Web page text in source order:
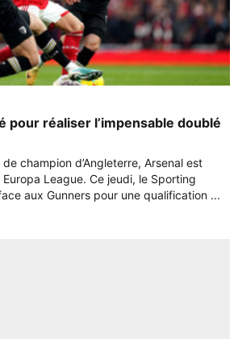
pour réaliser l’impensable doublé
champion d’Angleterre, Arsenal est
League. Ce jeudi, le Sporting
aux Gunners pour une qualification ...